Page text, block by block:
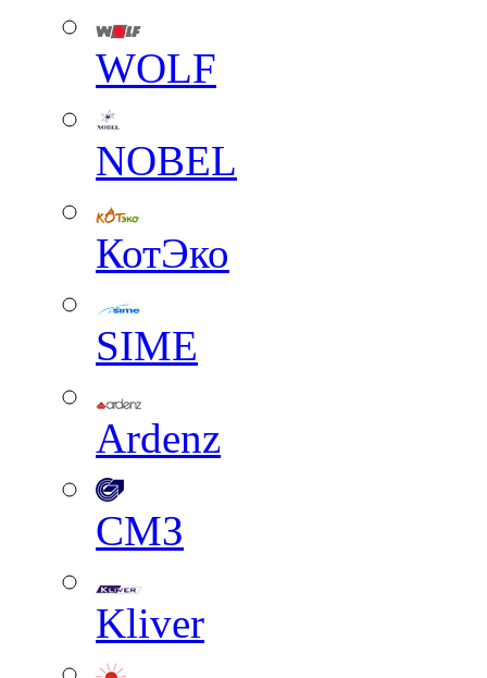
WOLF
NOBEL
КотЭко
SIME
Ardenz
СМЗ
Kliver